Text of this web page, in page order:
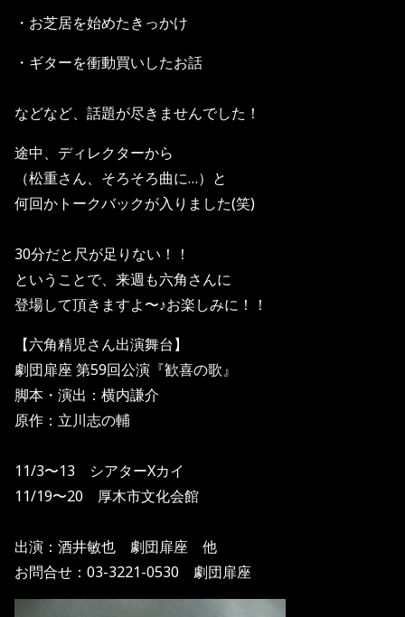
・お芝居を始めたきっかけ
・ギターを衝動買いしたお話
などなど、話題が尽きませんでした！
途中、ディレクターから
（松重さん、そろそろ曲に…）と
何回かトークバックが入りました(笑)
30分だと尺が足りない！！
ということで、来週も六角さんに
登場して頂きますよ〜♪お楽しみに！！
【六角精児さん出演舞台】
劇団扉座 第59回公演『歓喜の歌』
脚本・演出：横内謙介
原作：立川志の輔
11/3〜13 シアターXカイ
11/19〜20 厚木市文化会館
出演：酒井敏也 劇団扉座 他
お問合せ：03-3221-0530 劇団扉座